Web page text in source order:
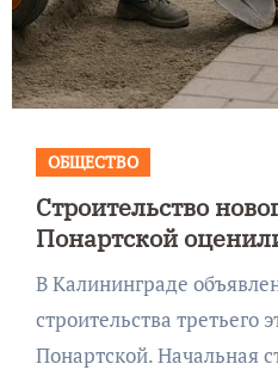
ОБЩЕСТВО
Строительство
Понартской
В Калининграде объявлен поиск подрядчика для
строительства третьего
Понартской. Начальная